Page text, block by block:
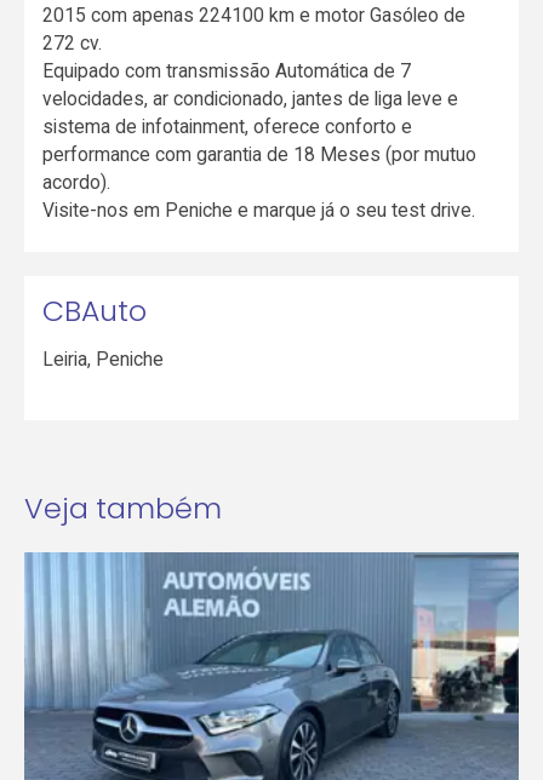
2015 com apenas 224100 km e motor Gasóleo de
272 cv.
Equipado com transmissão Automática de 7
velocidades, ar condicionado, jantes de liga leve e
sistema de infotainment, oferece conforto e
performance com garantia de 18 Meses (por mutuo
acordo).
Visite-nos em Peniche e marque já o seu test drive.
CBAuto
Leiria, Peniche
Veja também